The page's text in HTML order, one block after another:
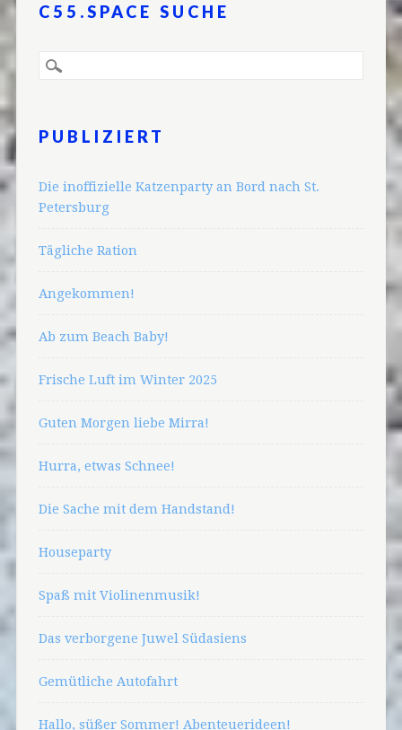
C55.SPACE SUCHE
PUBLIZIERT
Die inoffizielle Katzenparty an Bord nach St.
Petersburg
Tägliche Ration
Angekommen!
Ab zum Beach Baby!
Frische Luft im Winter 2025
Guten Morgen liebe Mirra!
Hurra, etwas Schnee!
Die Sache mit dem Handstand!
Houseparty
Spaß mit Violinenmusik!
Das verborgene Juwel Südasiens
Gemütliche Autofahrt
Hallo, süßer Sommer! Abenteuerideen!